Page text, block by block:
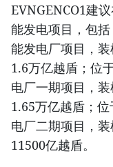
EVNGENCO1建
能发电项目，包
能发电厂项目，
1.6万亿越盾；位
电厂一期项目，
1.65万亿越盾；
电厂二期项目，
11500亿越盾。